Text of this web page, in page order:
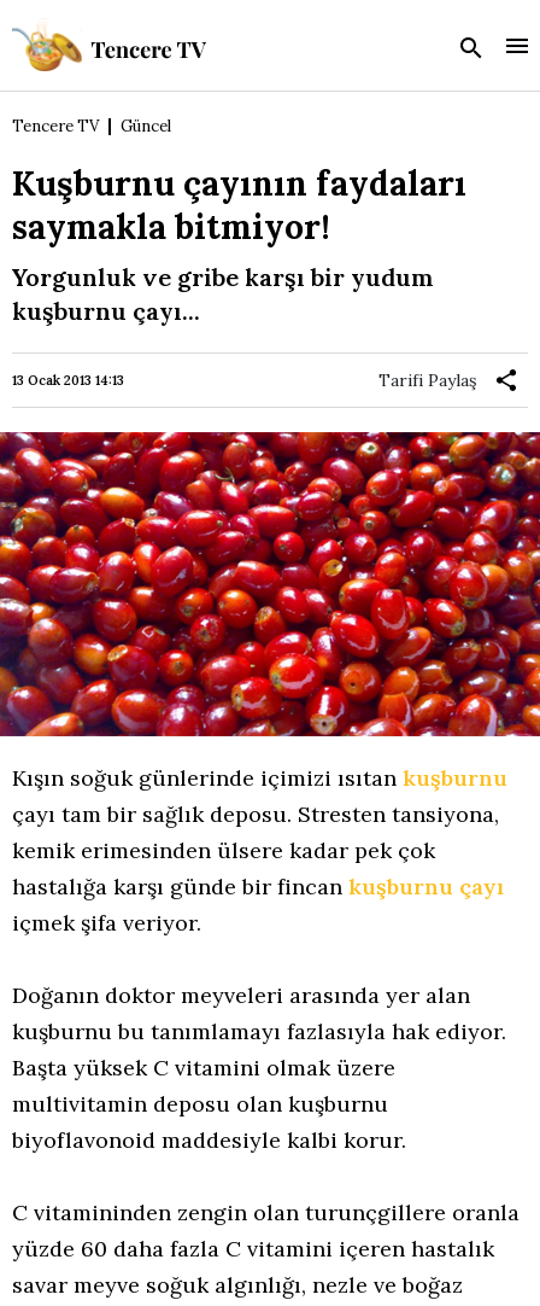
Tencere TV Güncel
Kuşburnu çayının faydaları
saymakla bitmiyor!
Yorgunluk ve gribe karşı bir yudum
kuşburnu çayı...
13 Ocak 2013 14:13 Tarifi Paylaş
Kışın soğuk günlerinde içimizi ısıtan kuşburnu
çayı tam bir sağlık deposu. Stresten tansiyona,
kemik erimesinden ülsere kadar pek çok
hastalığa karşı günde bir fincan kuşburnu çayı
içmek şifa veriyor.
Doğanın doktor meyveleri arasında yer alan
kuşburnu bu tanımlamayı fazlasıyla hak ediyor.
Başta yüksek C vitamini olmak üzere
multivitamin deposu olan kuşburnu
biyoflavonoid maddesiyle kalbi korur.
C vitamininden zengin olan turunçgillere oranla
yüzde 60 daha fazla C vitamini içeren hastalık
savar meyve soğuk algınlığı, nezle ve boğaz